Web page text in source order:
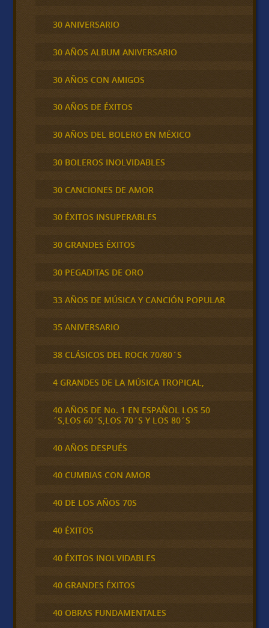
30 ANIVERSARIO
30 AÑOS ALBUM ANIVERSARIO
30 AÑOS CON AMIGOS
30 AÑOS DE ÉXITOS
30 AÑOS DEL BOLERO EN MÉXICO
30 BOLEROS INOLVIDABLES
30 CANCIONES DE AMOR
30 ÉXITOS INSUPERABLES
30 GRANDES ÉXITOS
30 PEGADITAS DE ORO
33 AÑOS DE MÚSICA Y CANCIÓN POPULAR
35 ANIVERSARIO
38 CLÁSICOS DEL ROCK 70/80´S
4 GRANDES DE LA MÚSICA TROPICAL,
40 AÑOS DE No. 1 EN ESPAÑOL LOS 50
´S,LOS 60´S,LOS 70´S Y LOS 80´S
40 AÑOS DESPUÉS
40 CUMBIAS CON AMOR
40 DE LOS AÑOS 70S
40 ÉXITOS
40 ÉXITOS INOLVIDABLES
40 GRANDES ÉXITOS
40 OBRAS FUNDAMENTALES